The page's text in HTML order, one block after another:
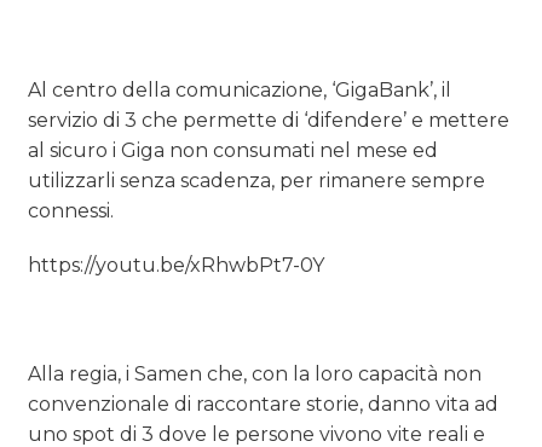
Al centro della comunicazione, ‘GigaBank’, il
servizio di 3 che permette di ‘difendere’ e mettere
al sicuro i Giga non consumati nel mese ed
utilizzarli senza scadenza, per rimanere sempre
connessi.
https://youtu.be/xRhwbPt7-0Y
Alla regia, i Samen che, con la loro capacità non
convenzionale di raccontare storie, danno vita ad
uno spot di 3 dove le persone vivono vite reali e